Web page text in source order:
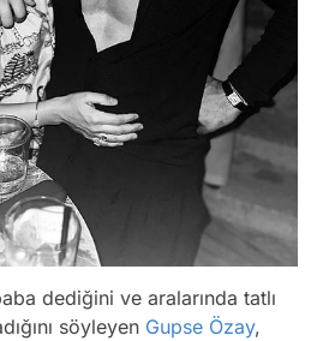
dediğini ve aralarında tatlı
söyleyen Gupse Özay,